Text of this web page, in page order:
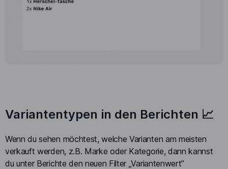
Variantentypen in den Berichten 📈
Wenn du sehen möchtest, welche Varianten am meisten
verkauft werden, z.B. Marke oder Kategorie, dann kannst
du unter Berichte den neuen Filter „Variantenwert”